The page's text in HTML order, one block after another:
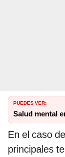
PUEDES VER:
Salud mental
En el caso
principales